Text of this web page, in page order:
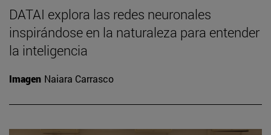
DATAI explora las redes neuronales
inspirándose en la naturaleza para entender
la inteligencia
Imagen Naiara Carrasco